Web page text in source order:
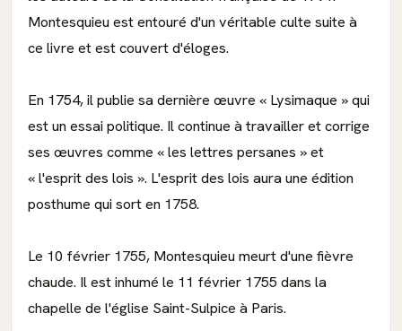
Montesquieu est entouré d'un véritable culte suite à
ce livre et est couvert d'éloges.
En 1754, il publie sa dernière œuvre « Lysimaque » qui
est un essai politique. Il continue à travailler et corrige
ses œuvres comme « les lettres persanes » et
« l'esprit des lois ». L'esprit des lois aura une édition
posthume qui sort en 1758.
Le 10 février 1755, Montesquieu meurt d'une fièvre
chaude. Il est inhumé le 11 février 1755 dans la
chapelle de l'église Saint-Sulpice à Paris.